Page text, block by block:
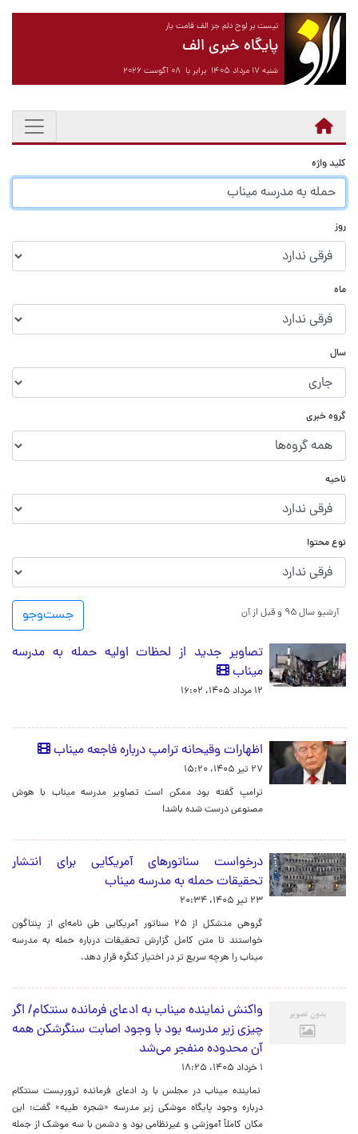
نیست بر لوح دلم جز الف قامت یار
پایگاه خبری الف
شنبه ۱۷ مرداد ۱۴۰۵ برابر با ۰۸ آگوست ۲۰۲۶
کلید واژه
روز
ماه
سال
گروه خبری
ناحیه
نوع محتوا
جست‌و‌جو آرشیو سال ۹۵ و قبل از آن
تصاویر جدید از لحظات اولیه حمله به مدرسه
میناب
۱۲ مرداد ۱۴۰۵، ۱۶:۰۲
اظهارات وقیحانه ترامپ درباره فاجعه میناب
۲۷ تیر ۱۴۰۵، ۱۵:۲۰
ترامپ گفته بود ممکن است تصاویر مدرسه میناب با هوش
مصنوعی درست شده باشد!
درخواست سناتورهای آمریکایی برای انتشار
تحقیقات حمله به مدرسه میناب
۲۳ تیر ۱۴۰۵، ۲۰:۳۴
گروهی متشکل از ۲۵ سناتور آمریکایی طی نامه‌ای از پنتاگون
خواستند تا متن کامل گزارش تحقیقات درباره حمله به مدرسه
میناب را هرچه سریع‌ تر در اختیار کنگره قرار دهد.
واکنش نماینده میناب به ادعای فرمانده سنتکام/ اگر
چیزی زیر مدرسه بود با وجود اصابت سنگرشکن همه
آن محدوده منفجر می‌شد
۱ خرداد ۱۴۰۵، ۱۸:۲۵
نماینده میناب در مجلس با رد ادعای فرمانده تروریست سنتکام
درباره وجود پایگاه موشکی زیر مدرسه «شجره طیبه» گفت: این
مکان کاملاً آموزشی و غیرنظامی بود و دشمن با سه موشک از جمله